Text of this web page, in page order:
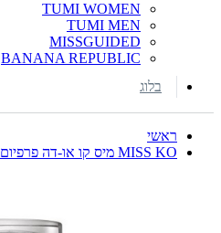
TUMI WOMEN
TUMI MEN
MISSGUIDED
BANANA REPUBLIC
בלוג
ראשי
MISS KO מיס קו או-דה פרפיום לאשה